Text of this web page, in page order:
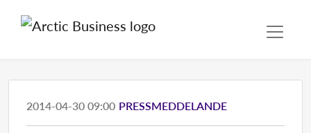
2014-04-30 09:00 PRESSMEDDELANDE